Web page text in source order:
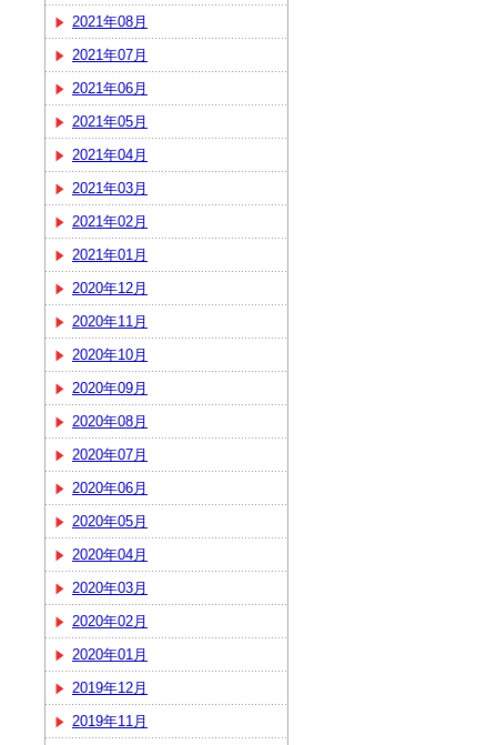
2021年08月
2021年07月
2021年06月
2021年05月
2021年04月
2021年03月
2021年02月
2021年01月
2020年12月
2020年11月
2020年10月
2020年09月
2020年08月
2020年07月
2020年06月
2020年05月
2020年04月
2020年03月
2020年02月
2020年01月
2019年12月
2019年11月